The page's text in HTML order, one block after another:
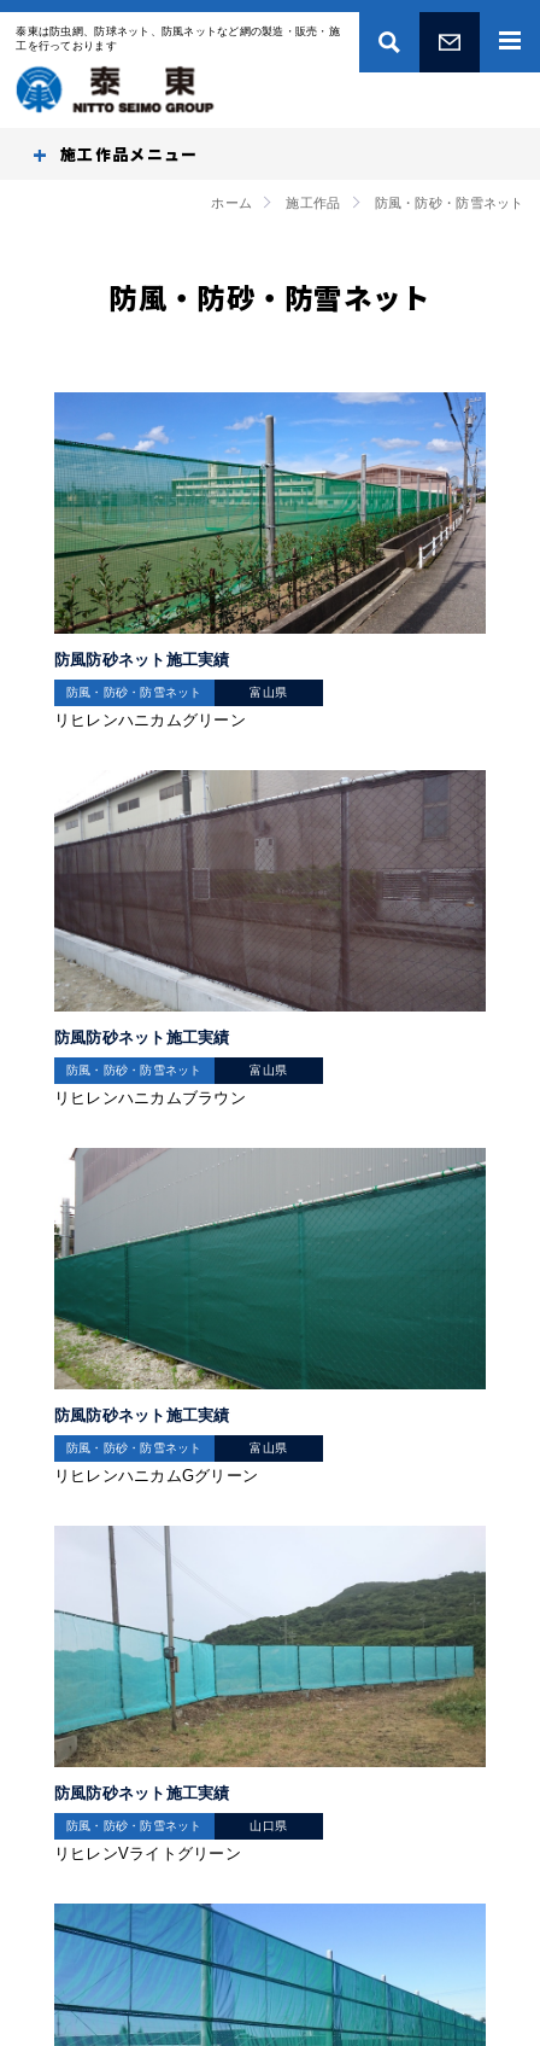
泰東は防虫網、防球ネット、防風ネットなど網の製造・販売・施
工を行っております
施工作品
ホーム 施工作品 防風・防砂・防雪ネット
防風・防砂・防雪ネット
防風防砂ネット施工実績
防風・防砂・防雪ネット 富山県
リヒレンハニカムグリーン
防風防砂ネット施工実績
防風・防砂・防雪ネット 富山県
リヒレンハニカムブラウン
防風防砂ネット施工実績
防風・防砂・防雪ネット 富山県
リヒレンハニカムGグリーン
防風防砂ネット施工実績
防風・防砂・防雪ネット 山口県
リヒレンVライトグリーン